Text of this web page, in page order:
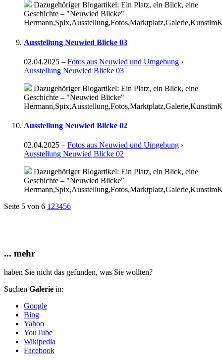
Dazugehöriger Blogartikel: Ein Platz, ein Blick, eine
Geschichte – "Neuwied Blicke"
Ausstellung Neuwied Blicke 03
02.04.2025 – Fotos aus Neuwied und Umgebung ›
Ausstellung Neuwied Blicke 03
Dazugehöriger Blogartikel: Ein Platz, ein Blick, eine
Geschichte – "Neuwied Blicke"
Ausstellung Neuwied Blicke 02
02.04.2025 – Fotos aus Neuwied und Umgebung ›
Ausstellung Neuwied Blicke 02
Dazugehöriger Blogartikel: Ein Platz, ein Blick, eine
Geschichte – "Neuwied Blicke"
Seite 5 von 6 123456
... mehr
haben Sie nicht das gefunden, was Sie wollten?
Suchen Galerie in:
Google
Bing
Yahoo
YouTube
Wikipedia
Facebook